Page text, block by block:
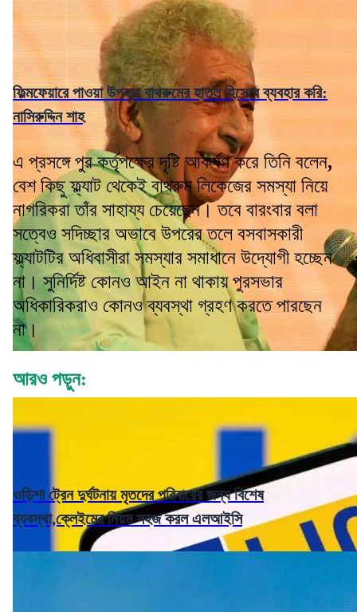
ফিল্মফেয়ারে পাওয়া উপহার বাথরুমের হাতল হিসেবে ব্যবহার করি:
নাসিরুদ্দিন শাহ
এ প্রসঙ্গে পুর কর্তৃপক্ষের দৃষ্টি আকর্ষণ করে তিনি বলেন,
বেশ কিছু ফ্ল্যাট থেকেই বাথরুম লিকেজের সমস্যা নিয়ে
নাগরিকরা তাঁর সাহায্য চেয়েছেন। তবে বারংবার বলা
সত্বেও সদিচ্ছার অভাবে উপরের তলে বসবাসকারী
ফ্ল্যাটটির অধিবাসীরা সমস্যার সমাধানে উদ্যোগী হচ্ছেন
না। সুনির্দিষ্ট কোনও আইন না থাকায় পুরসভার
অধিকারিকরাও কোনও ব্যবস্থা গ্রহণ করতে পারছেন
না।
আরও পড়ুন:
ওড়িশা ট্রেন দুর্ঘটনায় মৃতদের পরিবারের জন্য বিশেষ
ব্যবস্থা,ক্লেইমের নিয়ম সহজ করল এলআইসি